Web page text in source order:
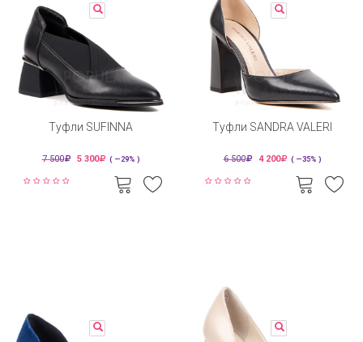
Туфли SUFINNA
7 500 5 300 ( —29% )
Туфли SANDRA VALERI
6 500 4 200 ( —35% )